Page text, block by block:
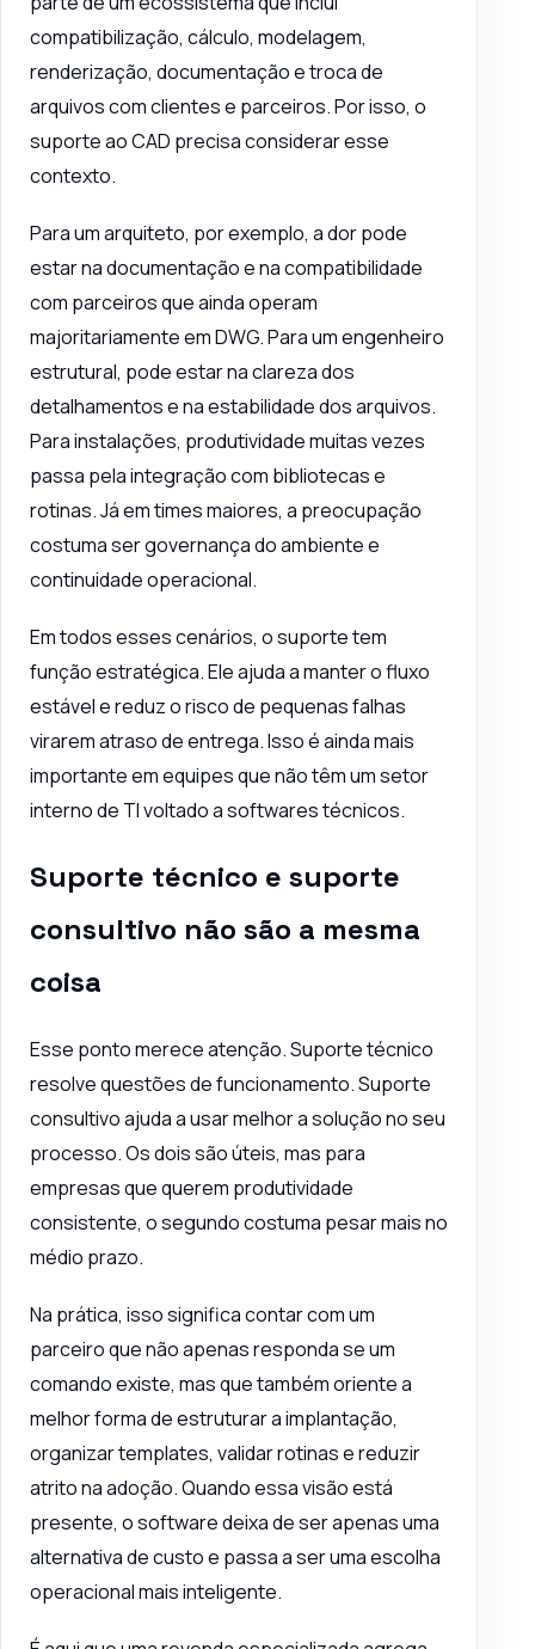
compatibilização, cálculo, modelagem,
renderização, documentação e troca de
arquivos com clientes e parceiros. Por isso, o
suporte ao CAD precisa considerar esse
contexto.
Para um arquiteto, por exemplo, a dor pode
estar na documentação e na compatibilidade
com parceiros que ainda operam
majoritariamente em DWG. Para um engenheiro
estrutural, pode estar na clareza dos
detalhamentos e na estabilidade dos arquivos.
Para instalações, produtividade muitas vezes
passa pela integração com bibliotecas e
rotinas. Já em times maiores, a preocupação
costuma ser governança do ambiente e
continuidade operacional.
Em todos esses cenários, o suporte tem
função estratégica. Ele ajuda a manter o fluxo
estável e reduz o risco de pequenas falhas
virarem atraso de entrega. Isso é ainda mais
importante em equipes que não têm um setor
interno de TI voltado a softwares técnicos.
Suporte técnico e suporte
consultivo não são a mesma
coisa
Esse ponto merece atenção. Suporte técnico
resolve questões de funcionamento. Suporte
consultivo ajuda a usar melhor a solução no seu
processo. Os dois são úteis, mas para
empresas que querem produtividade
consistente, o segundo costuma pesar mais no
médio prazo.
Na prática, isso significa contar com um
parceiro que não apenas responda se um
comando existe, mas que também oriente a
melhor forma de estruturar a implantação,
organizar templates, validar rotinas e reduzir
atrito na adoção. Quando essa visão está
presente, o software deixa de ser apenas uma
alternativa de custo e passa a ser uma escolha
operacional mais inteligente.